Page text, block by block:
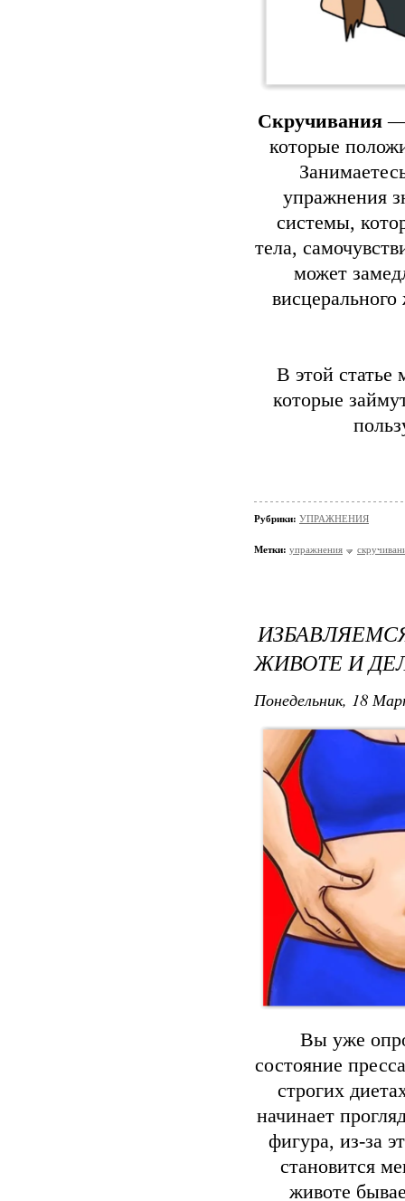
Скручивания—
которые
упражнения
системы,
тела,
может
В этой статье
которые
Рубрики: УПРАЖНЕНИЯ
Метки: упражнения
ЖИВОТЕ И
Понедельник, 18
Вы уже
состояние
строгих
начинает
фигура, из-за
становится
животе